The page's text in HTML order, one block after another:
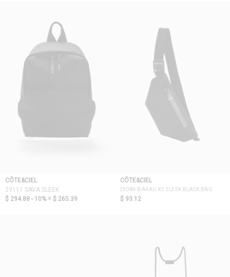
CÔTE&CIEL
29111 SAVA SLEEK
$ 294.88 - 10% = $ 265.39
CÔTE&CIEL
29086 ISARAU XS SLEEK BLACK BAG
$ 93.12